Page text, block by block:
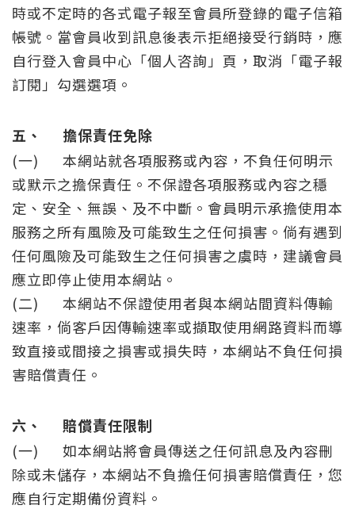
時或不定時的各式電子報至會員所登錄的電子信箱
帳號。當會員收到訊息後表示拒絕接受行銷時，應
自行登入會員中心「個人咨詢」頁，取消「電子報
訂閱」勾選選項。
五、
擔保責任免除
(一)
本網站就各項服務或內容，不負任何明示
或默示之擔保責任。不保證各項服務或內容之穩
定、安全、無誤、及不中斷。會員明示承擔使用本
服務之所有風險及可能致生之任何損害。倘有遇到
任何風險及可能致生之任何損害之虞時，建議會員
應立即停止使用本網站。
(二)
本網站不保證使用者與本網站間資料傳輸
速率，倘客戶因傳輸速率或擷取使用網路資料而導
致直接或間接之損害或損失時，本網站不負任何損
害賠償責任。
六、
賠償責任限制
(一)
如本網站將會員傳送之任何訊息及內容刪
除或未儲存，本網站不負擔任何損害賠償責任，您
應自行定期備份資料。